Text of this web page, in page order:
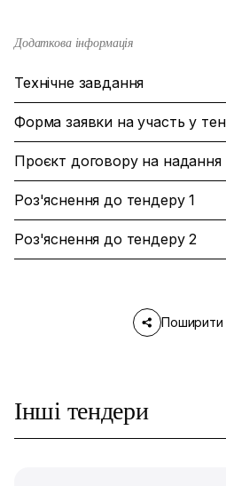
Додаткова інформація
Технічне завдання
Форма заявки на участь у
Проєкт договору на надання
Роз'яснення до тендеру 1
Роз'яснення до тендеру 2
Поширити
Інші тендери